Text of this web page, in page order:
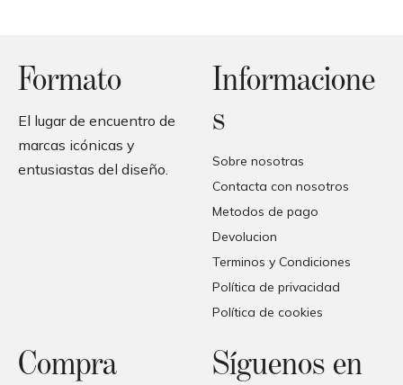
Formato
El lugar de encuentro de
marcas icónicas y
entusiastas del diseño.
Informacione
s
Sobre nosotras
Contacta con nosotros
Metodos de pago
Devolucion
Terminos y Condiciones
Política de privacidad
Política de cookies
Compra
Síguenos en